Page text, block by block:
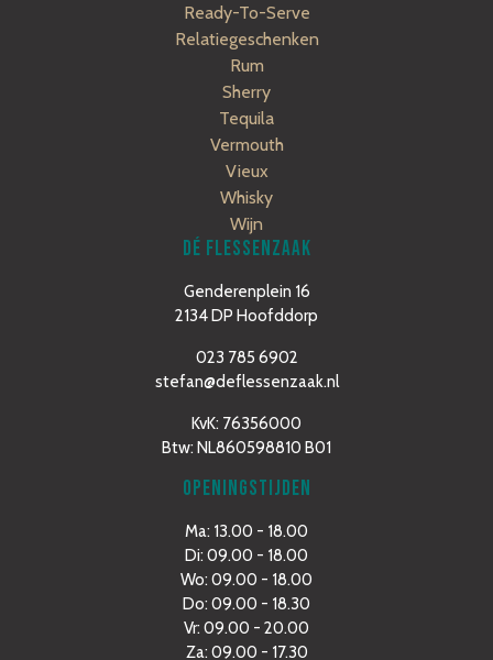
Ready-To-Serve
Relatiegeschenken
Rum
Sherry
Tequila
Vermouth
Vieux
Whisky
Wijn
DÉ FLESSENZAAK
Genderenplein 16
2134 DP Hoofddorp
023 785 6902
stefan@deflessenzaak.nl
KvK: 76356000
Btw: NL860598810 B01
OPENINGSTIJDEN
Ma: 13.00 - 18.00
Di: 09.00 - 18.00
Wo: 09.00 - 18.00
Do: 09.00 - 18.30
Vr: 09.00 - 20.00
Za: 09.00 - 17.30